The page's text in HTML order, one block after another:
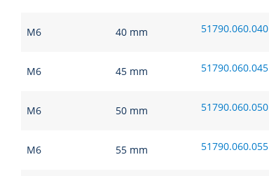
M6 40 mm 51790.060.040
M6 45 mm 51790.060.045
M6 50 mm 51790.060.050
M6 55 mm 51790.060.055